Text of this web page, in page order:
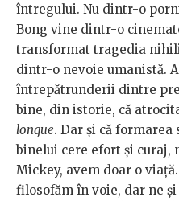
întregului. Nu dintr-o
Bong vine dintr-o
transformat tragedia
dintr-o nevoie umanistă.
întrepătrunderii dintre
bine, din istorie, că
longue. Dar și că
binelui cere efort și curaj,
Mickey, avem doar o
filosofăm în voie, dar ne